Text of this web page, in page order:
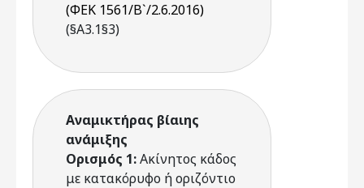
(ΦΕΚ 1561/Β`/2.6.2016)
(§Α3.1§3)
Αναμικτήρας βίαιης
ανάμιξης
Ορισμός 1:Ακίνητος κάδος
με κατακόρυφο ή οριζόντιο